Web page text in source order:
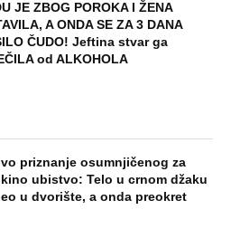
ARTICLES
iz Sarajeva je tatu viđala samo
Ostavili je u bolnici kao
kad je posle 26 godina srela
je - e sad će osveta
joj titulu misice kada je
njena velika tajna: Život Safije
Kosem" obeležili skandali,
danas izgleda